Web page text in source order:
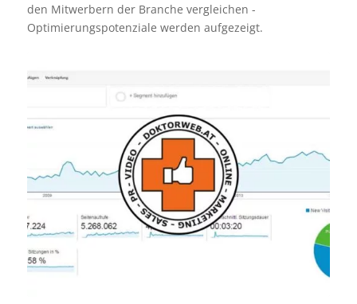
den Mitwerbern der Branche vergleichen -
Optimierungspotenziale werden aufgezeigt.